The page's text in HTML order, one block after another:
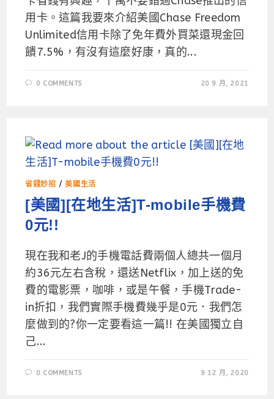
用卡。這篇我要來介紹美國Chase Freedom
Unlimited信用卡除了免年費外買菜還現金回
饋7.5%，有沒有這麼好康，真的...
0 COMMENTS 20 9 月, 2021
省錢妙招 /美國生活
[美國][在地生活]T-mobile手機費
0元!!
現在我和老J的手機電話費兩個人總共一個月
約36元左右含稅，還送Netflix，加上送的免
費的電影票，咖啡，或是午餐，手機Trade-
in折扣，我們實際手機費幾乎是0元．我們怎
麼做到的?你一定要看這一篇!! 在美國獨立自
己...
0 COMMENTS 9 12 月, 2020